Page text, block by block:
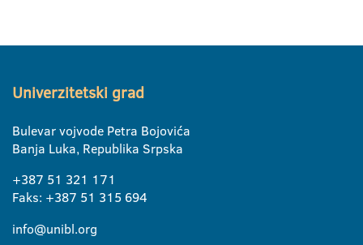
Univerzitetski grad
Bulevar vojvode Petra Bojovića
Banja Luka, Republika Srpska
+387 51 321 171
Faks: +387 51 315 694
info@unibl.org